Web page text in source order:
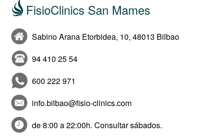
FisioClinics San Mames
Sabino Arana Etorbidea, 10, 48013 Bilbao
94 410 25 54
600 222 971
info.bilbao@fisio-clinics.com
de 8:00 a 22:00h. Consultar sábados.